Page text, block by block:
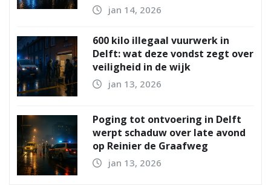
jan 14, 2026
600 kilo illegaal vuurwerk in
Delft: wat deze vondst zegt over
veiligheid in de wijk
jan 13, 2026
Poging tot ontvoering in Delft
werpt schaduw over late avond
op Reinier de Graafweg
jan 13, 2026